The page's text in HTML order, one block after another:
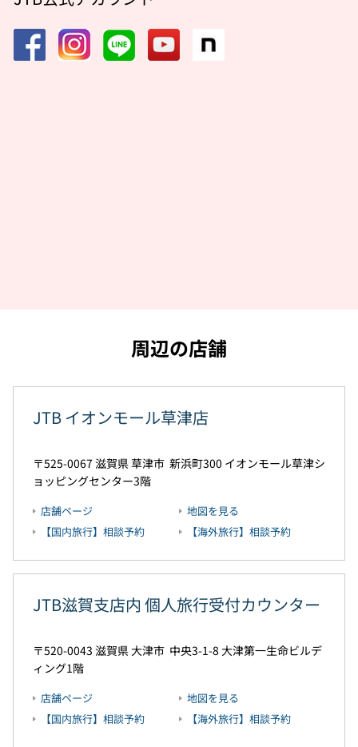
周辺の店舗
JTB イオンモール草津店
525-0067 滋賀県草津市 新浜町300 イオンモール草津シ
ョッピングセンター3階
店舗ページ
【国内旅行】相談予約
地図を見る
【海外旅行】相談予約
JTB滋賀支店内 個人旅行受付カウンター
520-0043 滋賀県 大津市 中央3-1-8 大津第一生命ビルデ
ィング1階
店舗ページ
【国内旅行】相談予約
地図を見る
【海外旅行】相談予約